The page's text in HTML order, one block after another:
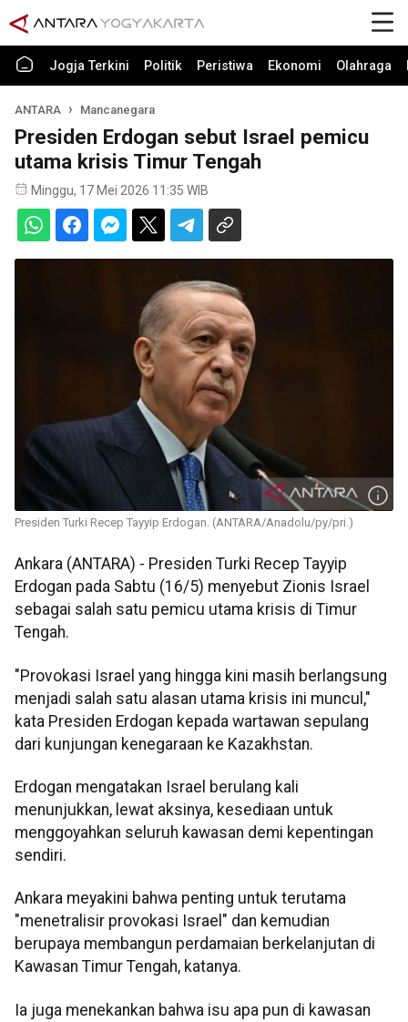
Jogja Terkini Politik Peristiwa Ekonomi Olahraga
ANTARA Mancanegara
Presiden Erdogan sebut Israel pemicu
utama krisis Timur Tengah
Minggu, 17 Mei 2026 11:35 WIB
Presiden Turki Recep Tayyip Erdogan. (ANTARA/Anadolu/py/pri.)
Ankara (ANTARA) - Presiden Turki Recep Tayyip
Erdogan pada Sabtu (16/5) menyebut Zionis Israel
sebagai salah satu pemicu utama krisis di Timur
Tengah.
"Provokasi Israel yang hingga kini masih berlangsung
menjadi salah satu alasan utama krisis ini muncul,"
kata Presiden Erdogan kepada wartawan sepulang
dari kunjungan kenegaraan ke Kazakhstan.
Erdogan mengatakan Israel berulang kali
menunjukkan, lewat aksinya, kesediaan untuk
menggoyahkan seluruh kawasan demi kepentingan
sendiri.
Ankara meyakini bahwa penting untuk terutama
"menetralisir provokasi Israel" dan kemudian
berupaya membangun perdamaian berkelanjutan di
Kawasan Timur Tengah, katanya.
Ia juga menekankan bahwa isu apa pun di kawasan